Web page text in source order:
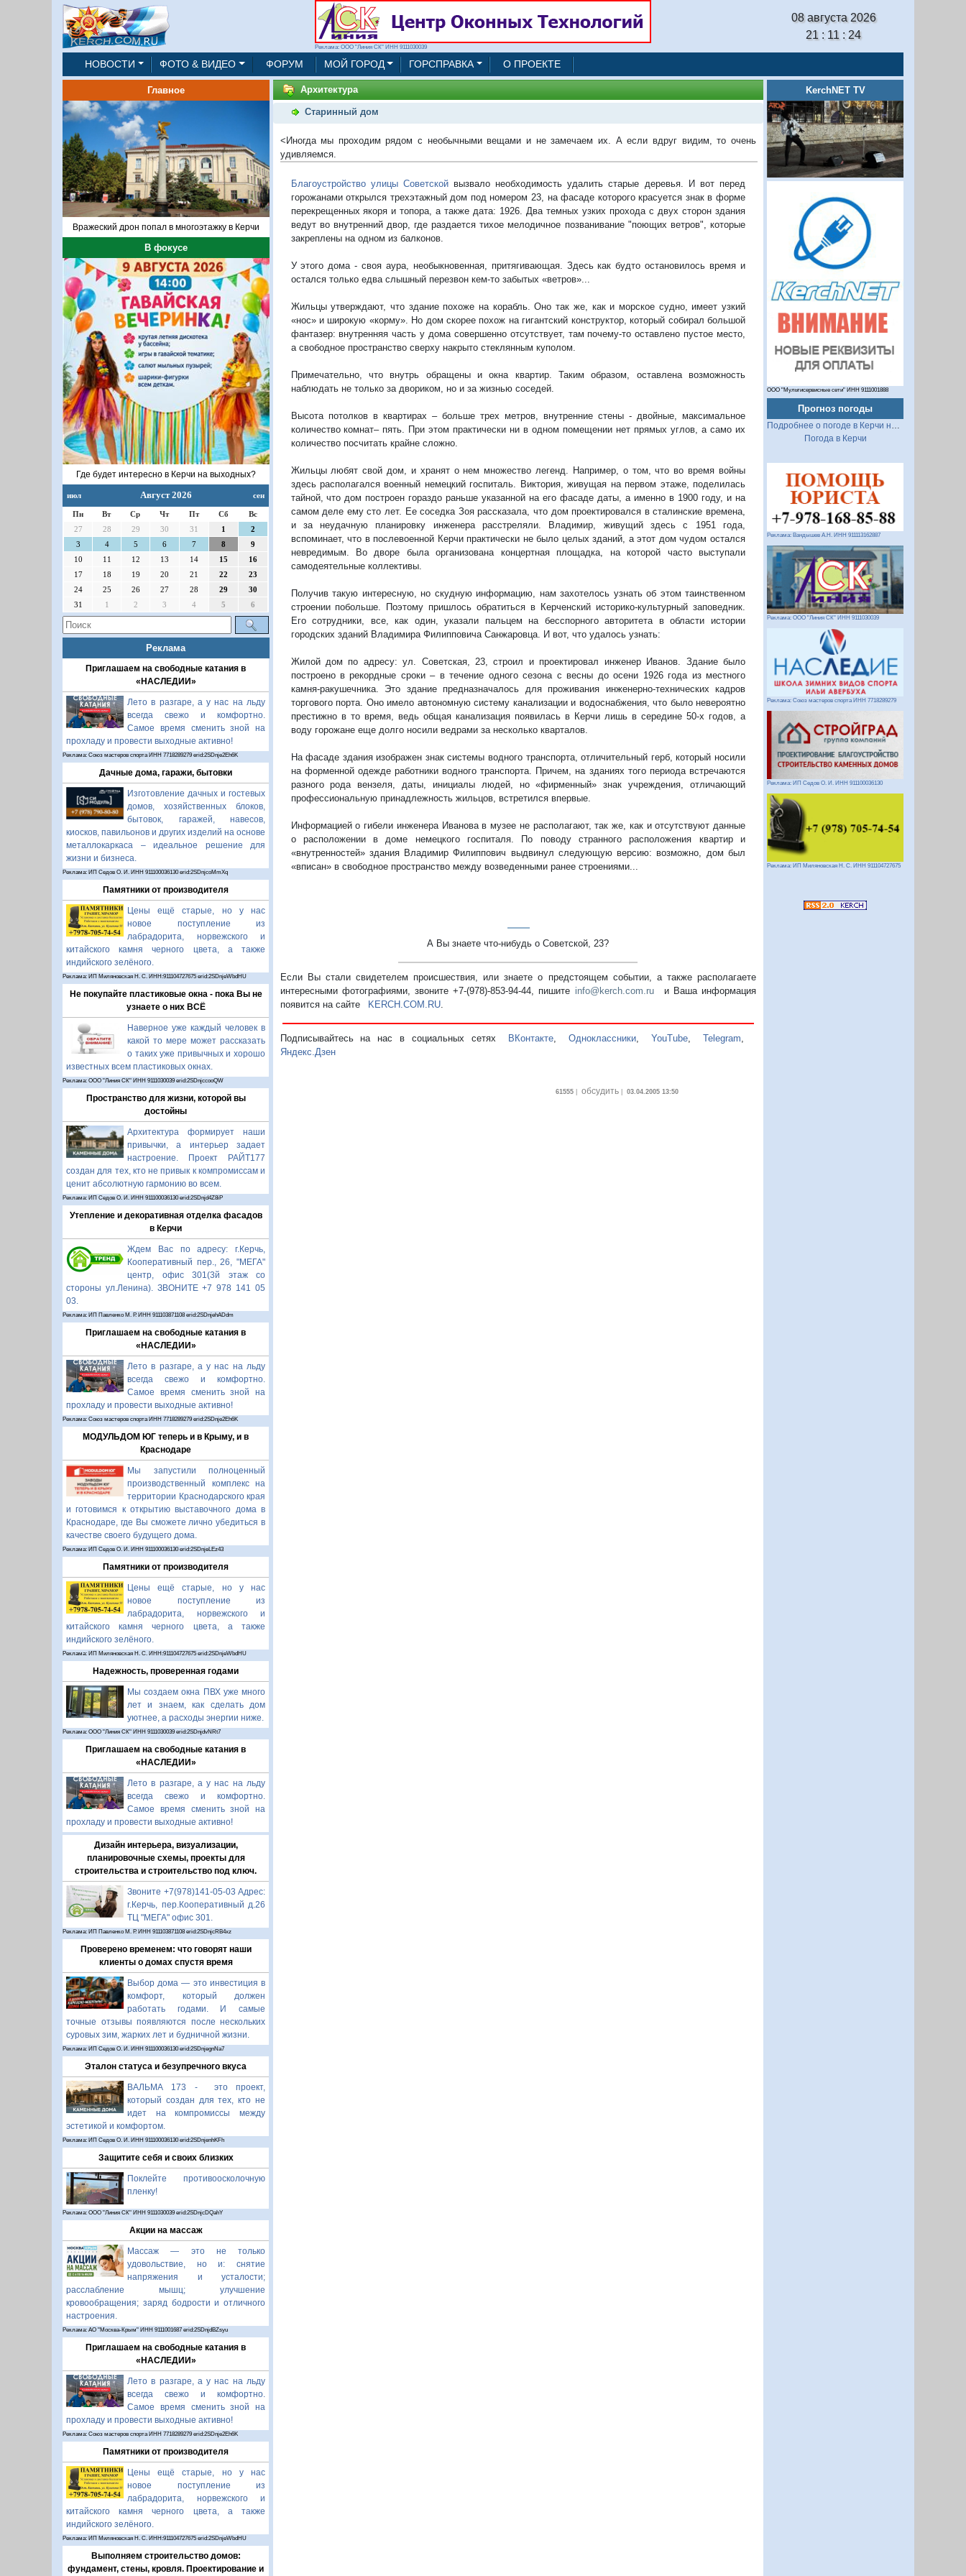
Реклама: ООО "Линия СК" ИНН 9111030039
08 августа 2026
21 : 11 : 25
НОВОСТИ ФОТО & ВИДЕО ФОРУМ МОЙ ГОРОД ГОРСПРАВКА О ПРОЕКТЕ
Главное
Вражеский дрон попал в многоэтажку в Керчи
В фокусе
Где будет интересно в Керчи на выходных?
июл Август 2026 сен
Пн Вт Ср Чт Пт Сб
Вс
27
28 29 30 31 1
2
3
4 5 6 7 8
9
10
11 12 13 14 15
16
17
18 19 20 21 22
23
24
25 26 27 28 29
30
31
1 2 3 4 5 6
Реклама
Приглашаем на свободные катания в
«НАСЛЕДИИ»
Лето в разгаре, а у нас на льду
всегда свежо и комфортно.
Самое время сменить зной на
прохладу и провести выходные активно!
Реклама: Союз мастеров спорта ИНН 7718289279 erid:2SDnje2Eh6K
Дачные дома, гаражи, бытовки
Изготовление дачных и гостевых
домов, хозяйственных блоков,
бытовок, гаражей, навесов,
киосков, павильонов и других изделий на основе
металлокаркаса – идеальное решение для
жизни и бизнеса.
Реклама: ИП Седов О. И. ИНН 911100036130 erid:2SDnjcoMmXq
Памятники от производителя
Цены ещё старые, но у нас
новое поступление из
лабрадорита, норвежского и
китайского камня черного цвета, а также
индийского зелёного.
Реклама: ИП Миляновская Н. С. ИНН:911104727675 erid:2SDnjeWbdHU
Не покупайте пластиковые окна - пока Вы не
узнаете о них ВСЁ
Наверное уже каждый человек в
какой то мере может рассказать
о таких уже привычных и хорошо
известных всем пластиковых окнах.
Реклама: ООО "Линия СК" ИНН 9111030039 erid:2SDnjccooQW
Пространство для жизни, которой вы
достойны
Архитектура формирует наши
привычки, а интерьер задает
настроение. Проект РАЙТ177
создан для тех, кто не привык к компромиссам и
ценит абсолютную гармонию во всем.
Реклама: ИП Седов О. И. ИНН 911100036130 erid:2SDnjd4Z8iP
Утепление и декоративная отделка фасадов
в Керчи
Ждем Вас по адресу: г.Керчь,
Кооперативный пер., 26, "МЕГА"
центр, офис 301(3й этаж со
стороны ул.Ленина). ЗВОНИТЕ +7 978 141 05
03.
Реклама: ИП Павленко М. Р. ИНН 911103871108 erid:2SDnjehADdm
Приглашаем на свободные катания в
«НАСЛЕДИИ»
Лето в разгаре, а у нас на льду
всегда свежо и комфортно.
Самое время сменить зной на
прохладу и провести выходные активно!
Реклама: Союз мастеров спорта ИНН 7718289279 erid:2SDnje2Eh6K
МОДУЛЬДОМ ЮГ теперь и в Крыму, и в
Краснодаре
Мы запустили полноценный
производственный комплекс на
территории Краснодарского края
и готовимся к открытию выставочного дома в
Краснодаре, где Вы сможете лично убедиться в
качестве своего будущего дома.
Реклама: ИП Седов О. И. ИНН 911100036130 erid:2SDnjeLEz43
Памятники от производителя
Цены ещё старые, но у нас
новое поступление из
лабрадорита, норвежского и
китайского камня черного цвета, а также
индийского зелёного.
Реклама: ИП Миляновская Н. С. ИНН:911104727675 erid:2SDnjeWbdHU
Надежность, проверенная годами
Мы создаем окна ПВХ уже много
лет и знаем, как сделать дом
уютнее, а расходы энергии ниже.
Реклама: ООО "Линия СК" ИНН 9111030039 erid:2SDnjdvNRt7
Приглашаем на свободные катания в
«НАСЛЕДИИ»
Лето в разгаре, а у нас на льду
всегда свежо и комфортно.
Самое время сменить зной на
прохладу и провести выходные активно!
Дизайн интерьера, визуализации,
планировочные схемы, проекты для
строительства и строительство под ключ.
Звоните +7(978)141-05-03 Адрес:
г.Керчь, пер.Кооперативный д.26
ТЦ "МЕГА" офис 301.
Реклама: ИП Павленко М. Р. ИНН 911103871108 erid:2SDnjcRB4xz
Проверено временем: что говорят наши
клиенты о домах спустя время
Выбор дома — это инвестиция в
комфорт, который должен
работать годами. И самые
точные отзывы появляются после нескольких
суровых зим, жарких лет и будничной жизни.
Реклама: ИП Седов О. И. ИНН 911100036130 erid:2SDnjegnNa7
Эталон статуса и безупречного вкуса
ВАЛЬМА 173 - это проект,
который создан для тех, кто не
идет на компромиссы между
эстетикой и комфортом.
Реклама: ИП Седов О. И. ИНН 911100036130 erid:2SDnjenhKFh
Защитите себя и своих близких
Поклейте противоосколочную
пленку!
Реклама: ООО "Линия СК" ИНН 9111030039 erid:2SDnjcDQahY
Акции на массаж
Массаж — это не только
удовольствие, но и: снятие
напряжения и усталости;
расслабление мышц; улучшение
кровообращения; заряд бодрости и отличного
настроения.
Реклама: АО "Москва-Крым" ИНН 9111001687 erid:2SDnjdBZsyu
Приглашаем на свободные катания в
«НАСЛЕДИИ»
Лето в разгаре, а у нас на льду
всегда свежо и комфортно.
Самое время сменить зной на
прохладу и провести выходные активно!
Реклама: Союз мастеров спорта ИНН 7718289279 erid:2SDnje2Eh6K
Памятники от производителя
Цены ещё старые, но у нас
новое поступление из
лабрадорита, норвежского и
китайского камня черного цвета, а также
индийского зелёного.
Реклама: ИП Миляновская Н. С. ИНН:911104727675 erid:2SDnjeWbdHU
Выполняем строительство домов:
фундамент, стены, кровля. Проектирование и
Архитектура
Старинный дом
<Иногда мы проходим рядом с необычными вещами и не замечаем их. А если вдруг видим, то очень
удивляемся.
Благоустройство улицы Советскойвызвало необходимость удалить старые деревья. И вот перед
горожанами открылся трехэтажный дом под номером 23, на фасаде которого красуется знак в форме
перекрещенных якоря и топора, а также дата: 1926. Два темных узких прохода с двух сторон здания
ведут во внутренний двор, где раздается тихое мелодичное позванивание "поющих ветров", которые
закреплены на одном из балконов.
У этого дома - своя аура, необыкновенная, притягивающая. Здесь как будто остановилось время и
остался только едва слышный перезвон кем-то забытых «ветров»...
Жильцы утверждают, что здание похоже на корабль. Оно так же, как и морское судно, имеет узкий
«нос» и широкую «корму». Но дом скорее похож на гигантский конструктор, который собирал большой
фантазер: внутренняя часть у дома совершенно отсутствует, там почему-то оставлено пустое место,
а свободное пространство сверху накрыто стеклянным куполом.
Примечательно, что внутрь обращены и окна квартир. Таким образом, оставлена возможность
наблюдать не только за двориком, но и за жизнью соседей.
Высота потолков в квартирах – больше трех метров, внутренние стены - двойные, максимальное
количество комнат– пять. При этом практически ни в одном помещении нет прямых углов, а само их
количество посчитать крайне сложно.
Жильцы любят свой дом, и хранят о нем множество легенд. Например, о том, что во время войны
здесь располагался военный немецкий госпиталь. Виктория, живущая на первом этаже, поделилась
тайной, что дом построен гораздо раньше указанной на его фасаде даты, а именно в 1900 году, и на
самом деле ему сто лет. Ее соседка Зоя рассказала, что дом проектировался в сталинские времена,
и за неудачную планировку инженера расстреляли. Владимир, живущий здесь с 1951 года,
вспоминает, что в послевоенной Керчи практически не было целых зданий, а этот дом чудом остался
невредимым. Во дворе была организована концертная площадка, на которой часто выступали
самодеятельные коллективы.
Получив такую интересную, но скудную информацию, нам захотелось узнать об этом таинственном
строении побольше. Поэтому пришлось обратиться в Керченский историко-культурный заповедник.
Его сотрудники, все, как один, указали пальцем на бесспорного авторитета в области истории
городских зданий Владимира Филипповича Санжаровца. И вот, что удалось узнать:
Жилой дом по адресу: ул. Советская, 23, строил и проектировал инженер Иванов. Здание было
построено в рекордные сроки – в течение одного сезона с весны до осени 1926 года из местного
камня-ракушечника. Это здание предназначалось для проживания инженерно-технических кадров
торгового порта. Оно имело автономную систему канализации и водоснабжения, что было невероятно
престижно в то время, ведь общая канализация появилась в Керчи лишь в середине 50-х годов, а
воду горожане еще долго носили ведрами за несколько кварталов.
На фасаде здания изображен знак системы водного транспорта, отличительный герб, который носили
на форменной одежде работники водного транспорта. Причем, на зданиях того периода встречаются
разного рода вензеля, даты, инициалы людей, но «фирменный» знак учреждения, отличающий
профессиональную принадлежность жильцов, встретился впервые.
Информацией о гибели инженера Иванова в музее не располагают, так же, как и отсутствуют данные
о расположении в доме немецкого госпиталя. По поводу странного расположения квартир и
«внутренностей» здания Владимир Филиппович выдвинул следующую версию: возможно, дом был
«вписан» в свободное пространство между возведенными ранее строениями...
А Вы знаете что-нибудь о Советской, 23?
Если Вы стали свидетелем происшествия, или знаете о предстоящем событии, а также располагаете
интересными фотографиями, звоните +7-(978)-853-94-44, пишите info@kerch.com.ru и Ваша информация
появится на сайте KERCH.COM.RU.
Подписывайтесь на нас в социальных сетях ВКонтакте Одноклассники ,YouTube ,Telegram
Яндекс.Дзен
61555 |обсудить |03.04.2005 13:50
KerchNET TV
ООО "Мультисервисные сети" ИНН 9111001888
Прогноз погоды
Подробнее о погоде в Керчи на 2 недели
Погода в Керчи
Реклама: Вандышев А.Н. ИНН 911113162887
Реклама: ООО "Линия СК" ИНН 9111030039
Реклама: Союз мастеров спорта ИНН 7718289279
Реклама: ИП Седов О. И. ИНН 911100036130
Реклама: ИП Миляновская Н. С. ИНН 911104727675